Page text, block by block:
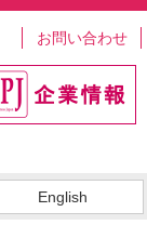
お問い合わせ
English